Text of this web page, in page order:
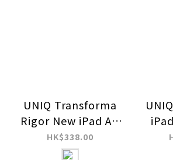
UNIQ Transforma
Rigor New iPad Air
10.9" (2022/2020) 輕
薄多功能可立式帶筆槽
HK$338.00
8.3"